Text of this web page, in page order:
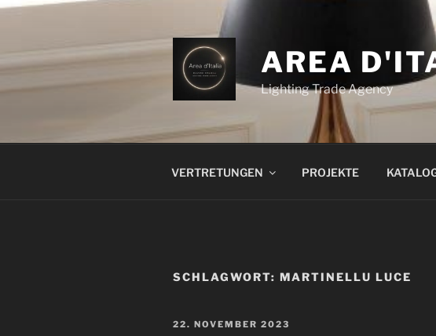
Zum
AREA
Lighting Trade Agency
VERTRETUNGEN PROJEKTE
SCHLAGWORT: MARTINELLU LUCE
VERÖFFENTLICHT
22. NOVEMBER 2023